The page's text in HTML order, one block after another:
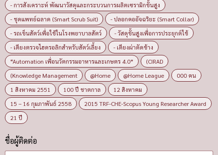
- การสังเคราะห์ พัฒนาวัสดุและกระบวนการผลิตเซรามิกขั้นสูง
- ชุดแพทย์ฉลาด (Smart Scrub Suit)
- ปลอกคออัจฉริยะ (Smart Collar)
- รถเข็นสัตว์เพื่อใช้ในโรงพยาบาลสัตว์
- วัสดุขั้นสูงเพื่อการประยุกต์ใช้
- เตียงตรวจไฮดรอลิกสำหรับสัตว์เลี้ยง
- เตียงผ่าตัดช้าง
“Automation เพื่อนวัตกรรมอาหารและเกษตร 4.0”
(CIRAD
(Knowledge Management
@Home @Home League
000 คน
1 สิงหาคม 2551
100 ปี ชาตกาล
12 สิงหาคม
15 – 16 กุมภาพันธ์ 2558
2015 TRF-CHE-Scopus Young Researcher Award
21 ปี
ชื่อผู้ติดต่อ